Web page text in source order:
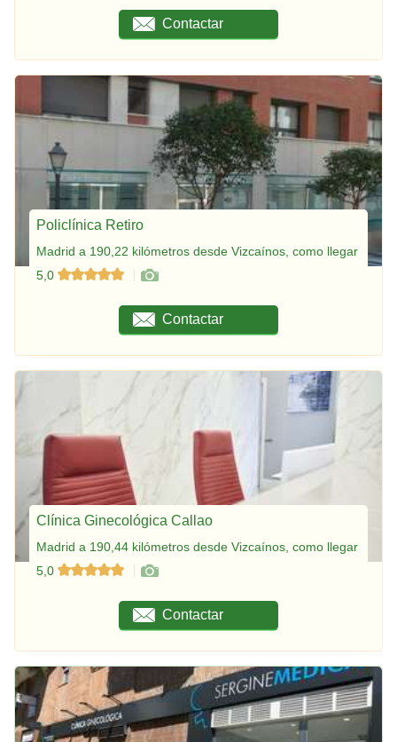
Contactar
Policlínica Retiro
Madrid a 190,22 kilómetros desde Vizcaínos, como llegar
5,0
Contactar
Clínica Ginecológica Callao
Madrid a 190,44 kilómetros desde Vizcaínos, como llegar
5,0
Contactar